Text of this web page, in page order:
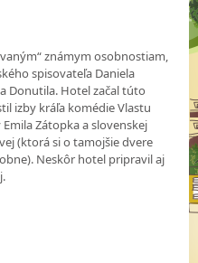
známym osobnostiam,
spisovateľa Daniela
Donutila. Hotel začal túto
izby kráľa komédie Vlastu
Zátopka a slovenskej
(ktorá si o tamojšie dvere
Neskôr hotel pripravil aj